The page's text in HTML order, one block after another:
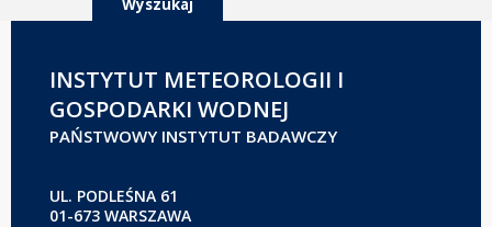
INSTYTUT METEOROLOGII I
GOSPODARKI WODNEJ
PAŃSTWOWY INSTYTUT BADAWCZY
UL. PODLEŚNA 61
01-673 WARSZAWA